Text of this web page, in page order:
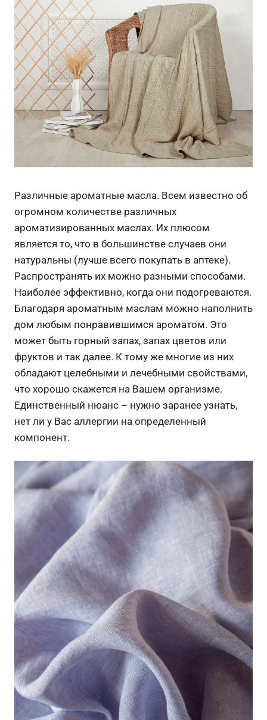
Различные ароматные масла. Всем известно об
огромном количестве различных
ароматизированных маслах. Их плюсом
является то, что в большинстве случаев они
натуральны (лучше всего покупать в аптеке).
Распространять их можно разными способами.
Наиболее эффективно, когда они подогреваются.
Благодаря ароматным маслам можно наполнить
дом любым понравившимся ароматом. Это
может быть горный запах, запах цветов или
фруктов и так далее. К тому же многие из них
обладают целебными и лечебными свойствами,
что хорошо скажется на Вашем организме.
Единственный нюанс – нужно заранее узнать,
нет ли у Вас аллергии на определенный
компонент.